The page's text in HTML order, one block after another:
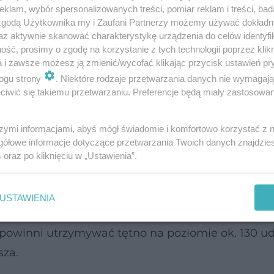
dotreningu kardio, a więc zwiększającego
się krążenie, organizm jest lepiej
w domu
1000 kcal. Początkujący powinni zacząć od
nie przesadzać z tempem ćwiczeń, ponieważ
Przy zbyt intensywnym wysiłku organizmowi
spalić organizmowi tłuszcz i wykorzystać
utrzymywać tętno na poziomie ok. 130
wybór spersonalizowanych treści, pomiar reklam i treści,
Użytkownika my i Zaufani Partnerzy możemy używać
aktywnie skanować charakterystykę urządzenia do celów
prosimy o zgodę na korzystanie z tych technologii poprzez
i zawsze możesz ją zmienić/wycofać klikając przycisk ustawień
strony
. Niektóre rodzaje przetwarzania danych nie
się takiemu przetwarzaniu. Preferencje będą miały
informacjami, abyś mógł świadomie i komfortowo korzystać z
informacje dotyczące przetwarzania Twoich danych
oraz po kliknięciu w „Ustawienia”.
USTAWIENIA